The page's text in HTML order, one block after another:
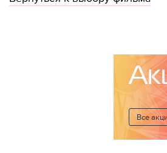
Все